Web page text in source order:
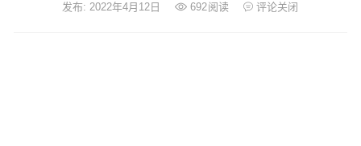
发布: 2022年4月12日 692阅读 评论关闭